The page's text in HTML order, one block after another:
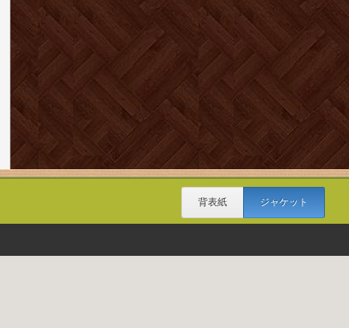
背表紙 ジャケット